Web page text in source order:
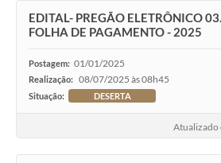
EDITAL- PREGÃO ELETRÔNICO
FOLHA DE PAGAMENTO - 2025
Postagem: 01/01/2025
Realização: 08/07/2025 às 08h45
Situação: DESERTA
Atualizado